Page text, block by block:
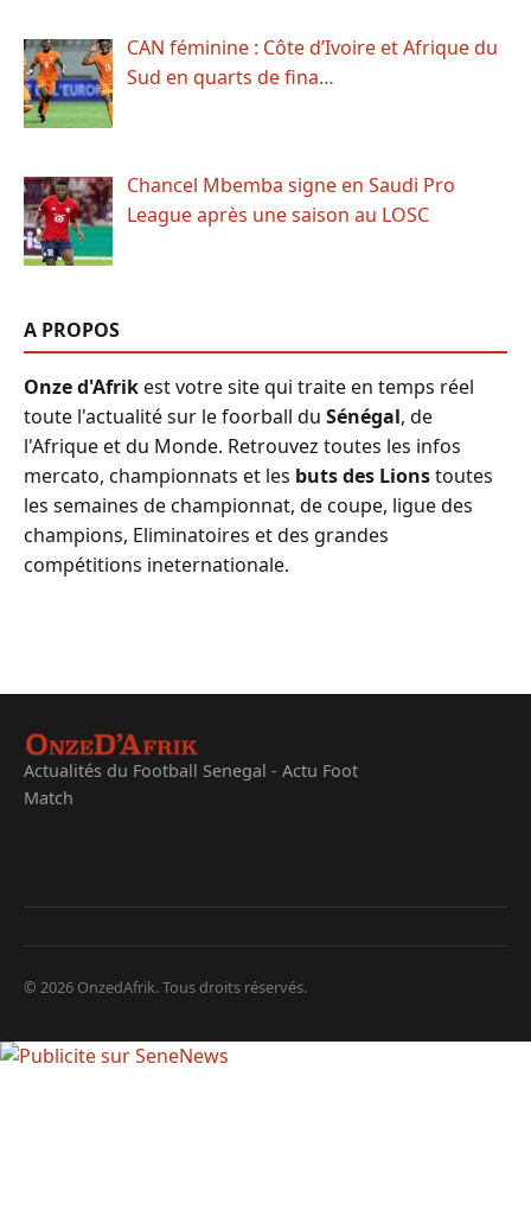
CAN féminine : Côte d’Ivoire et Afrique du
Sud en quarts de fina…
Chancel Mbemba signe en Saudi Pro
League après une saison au LOSC
A PROPOS
Onze d'Afrikest votre site qui traite en temps réel
toute l'actualité sur le foorball du Sénégal, de
l'Afrique et du Monde. Retrouvez toutes les infos
mercato, championnats et les buts des Lionstoutes
les semaines de championnat, de coupe, ligue des
champions, Eliminatoires et des grandes
compétitions ineternationale.
Actualités du Football Senegal - Actu Foot
Match
© 2026 OnzedAfrik. Tous droits réservés.